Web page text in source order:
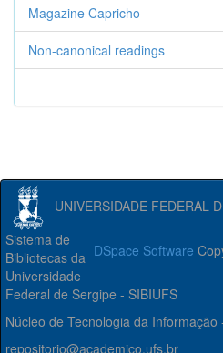
Magazine Capricho
Non-canonical readings
UNIVERSIDADE FEDERAL
DSpace Software
Sistema de
Bibliotecas da
Universidade
Federal de Sergipe - SIBIUFS
Núcleo de Tecnologia da Informação
repositorio@academico.ufs.br